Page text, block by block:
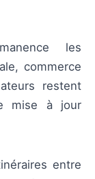
les
commerce
restent
mise à jour
entre